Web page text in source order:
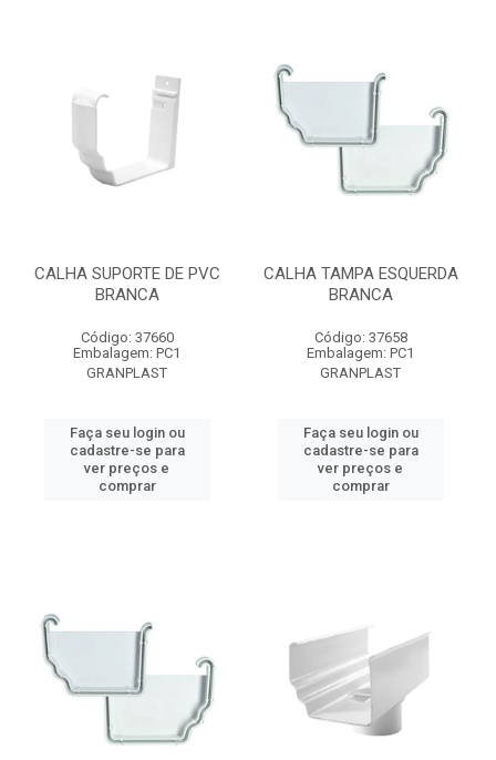
CALHA SUPORTE DE PVC
BRANCA
Código: 37660
Embalagem: PC1
GRANPLAST
Faça seu login ou
cadastre-se para
ver preços e
comprar
CALHA TAMPA ESQUERDA
BRANCA
Código: 37658
Embalagem: PC1
GRANPLAST
Faça seu login ou
cadastre-se para
ver preços e
comprar